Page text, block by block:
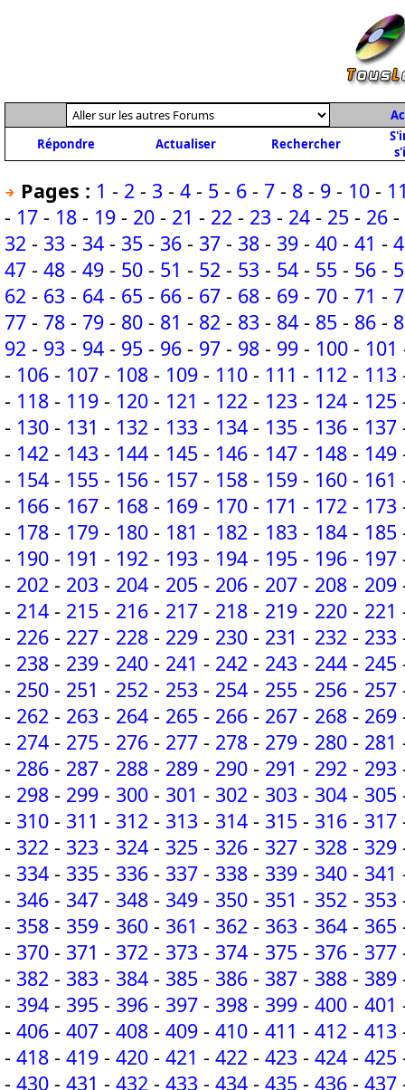
Répondre
Actualiser Rechercher
Pages : 1 - 2 - 3 - 4 - 5 - 6 - 7 - 8 - 9 - 10 -
- 17 - 18 - 19 - 20 - 21 - 22 - 23 - 24 - 25 - 26 -
32 - 33 - 34 - 35 - 36 - 37 - 38 - 39 - 40 - 41 -
47 - 48 - 49 - 50 - 51 - 52 - 53 - 54 - 55 - 56 -
62 - 63 - 64 - 65 - 66 - 67 - 68 - 69 - 70 - 71 -
77 - 78 - 79 - 80 - 81 - 82 - 83 - 84 - 85 - 86 -
92 - 93 - 94 - 95 - 96 - 97 - 98 - 99 - 100 - 101
- 106 - 107 - 108 - 109 - 110 - 111 - 112 - 113
- 118 - 119 - 120 - 121 - 122 - 123 - 124 - 125
- 130 - 131 - 132 - 133 - 134 - 135 - 136 - 137
- 142 - 143 - 144 - 145 - 146 - 147 - 148 - 149
- 154 - 155 - 156 - 157 - 158 - 159 - 160 - 161
- 166 - 167 - 168 - 169 - 170 - 171 - 172 - 173
- 178 - 179 - 180 - 181 - 182 - 183 - 184 - 185
- 190 - 191 - 192 - 193 - 194 - 195 - 196 - 197
- 202 - 203 - 204 - 205 - 206 - 207 - 208 - 209
- 214 - 215 - 216 - 217 - 218 - 219 - 220 - 221
- 226 - 227 - 228 - 229 - 230 - 231 - 232 - 233
- 238 - 239 - 240 - 241 - 242 - 243 - 244 - 245
- 250 - 251 - 252 - 253 - 254 - 255 - 256 - 257
- 262 - 263 - 264 - 265 - 266 - 267 - 268 - 269
- 274 - 275 - 276 - 277 - 278 - 279 - 280 - 281
- 286 - 287 - 288 - 289 - 290 - 291 - 292 - 293
- 298 - 299 - 300 - 301 - 302 - 303 - 304 - 305
- 310 - 311 - 312 - 313 - 314 - 315 - 316 - 317
- 322 - 323 - 324 - 325 - 326 - 327 - 328 - 329
- 334 - 335 - 336 - 337 - 338 - 339 - 340 - 341
- 346 - 347 - 348 - 349 - 350 - 351 - 352 - 353
- 358 - 359 - 360 - 361 - 362 - 363 - 364 - 365
- 370 - 371 - 372 - 373 - 374 - 375 - 376 - 377
- 382 - 383 - 384 - 385 - 386 - 387 - 388 - 389
- 394 - 395 - 396 - 397 - 398 - 399 - 400 - 401
- 406 - 407 - 408 - 409 - 410 - 411 - 412 - 413
- 418 - 419 - 420 - 421 - 422 - 423 - 424 - 425
- 430 - 431 - 432 - 433 - 434 - 435 - 436 - 437